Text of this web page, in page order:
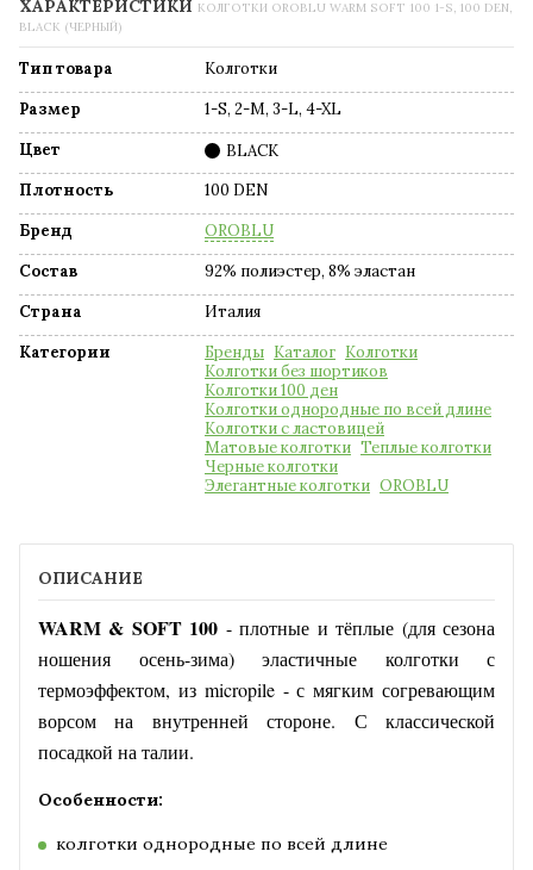
ХАРАКТЕРИСТИКИ КОЛГОТКИ OROBLU WARM SOFT 100 1-S, 100 DEN,
BLACK (ЧЕРНЫЙ)
Тип товара
Колготки
Размер
1-S, 2-M, 3-L, 4-XL
Цвет
BLACK
Плотность
100 DEN
Бренд
OROBLU
Состав
92% полиэстер, 8% эластан
Страна
Италия
Категории
Бренды Каталог Колготки
Колготки без шортиков
Колготки 100 ден
Колготки однородные по всей длине
Колготки с ластовицей
Матовые колготки Теплые колготки
Черные колготки
Элегантные колготки OROBLU
ОПИСАНИЕ
WARM & SOFT 100 - плотные и тёплые (для сезона
ношения осень-зима) эластичные колготки с
термоэффектом, из micropile - с мягким согревающим
ворсом на внутренней стороне. С классической
посадкой на талии.
Особенности:
колготки однородные по всей длине